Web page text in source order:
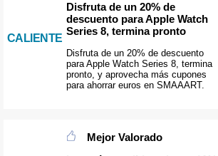
CALIENTE
Disfruta de un 20% de
descuento para Apple Watch
Series 8, termina pronto
Disfruta de un 20% de descuento
para Apple Watch Series 8, termina
pronto, y aprovecha más cupones
para ahorrar euros en SMAAART.
Mejor Valorado